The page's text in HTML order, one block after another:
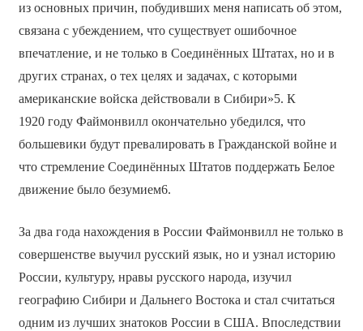
из основных причин, побудивших меня написать об этом,
связана с убеждением, что существует ошибочное
впечатление, и не только в Соединённых Штатах, но и в
других странах, о тех целях и задачах, с которыми
американские войска действовали в Сибири»5. К
1920 году Файмонвилл окончательно убедился, что
большевики будут превалировать в Гражданской войне и
что стремление Соединённых Штатов поддержать Белое
движение было безумием6.
За два года нахождения в России Файмонвилл не только в
совершенстве выучил русский язык, но и узнал историю
России, культуру, нравы русского народа, изучил
географию Сибири и Дальнего Востока и стал считаться
одним из лучших знатоков России в США. Впоследствии